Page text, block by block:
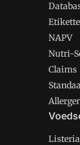
NAPV
Nutri-
Claims